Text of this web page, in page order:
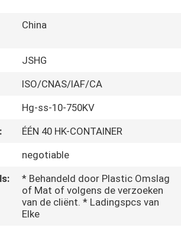
China
JSHG
ISO/CNAS/IAF/CA
Hg-ss-10-750KV
ÉÉN 40 HK-CONTAINER
negotiable
* Behandeld door Plastic Omslag
of Mat of volgens de verzoeken
van de cliënt. * Ladingspcs van
Elke